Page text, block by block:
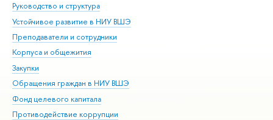
Руководство и структура
Устойчивое развитие в НИУ ВШЭ
Преподаватели и сотрудники
Корпуса и общежития
Закупки
Обращения граждан в НИУ ВШЭ
Фонд целевого капитала
Противодействие коррупции